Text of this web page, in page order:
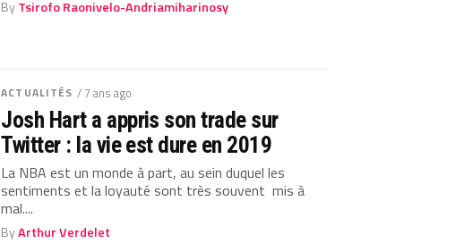
ByTsirofo Raonivelo-Andriamiharinosy
ACTUALITÉS / 7 ans ago
Josh Hart a appris son trade sur
Twitter : la vie est dure en 2019
La NBA est un monde à part, au sein duquel les
sentiments et la loyauté sont très souvent mis à
mal....
ByArthur Verdelet